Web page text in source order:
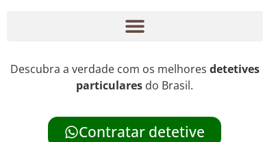
Descubra a verdade com os melhores detetives
particulares do Brasil.
Contratar detetive